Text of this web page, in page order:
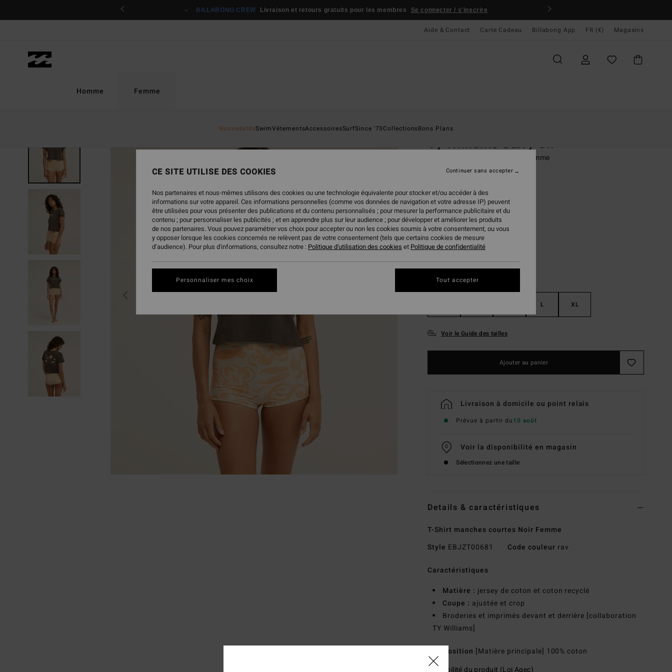
BILLABONG CREW Livraison et retours gratuits pour les membres Se connecter / s'inscrire
Aide & Contact Carte Cadeau Billabong App FR (€) Magasins
Homme Femme
NouveautésSwimVêtementsAccessoiresSurfSince '73CollectionsBons Plans
Ty Williams Carry On
T-Shirt manches courtes Noir Femme
(1 Avis)
35,95 €
CouleurRaven
L XL
Voir le Guide des tailles
Ajouter au panier
Livraison à domicile ou point relais
Prévue à partir du10 août
Voir la disponibilité en magasin
Sélectionnez une taille
Details & caractéristiques
T-Shirt manches courtes Noir Femme
Style EBJZT00681 Code couleur rav
Caractéristiques
Matière : jersey de coton et coton recyclé
Coupe : ajustée et crop
Broderies et imprimés devant et derrière [collaboration
TY Williams]
Composition [Matière principale] 100% coton
CE SITE UTILISE DES COOKIES
Nos partenaires et nous-mêmes utilisons des cookies ou une technologie équivalente pour stocker et/ou accéder à des
informations sur votre appareil. Ces informations personnelles (comme vos données de navigation et votre adresse IP) peuvent
être utilisées pour vous présenter des publications et du contenu personnalisés ; pour mesurer la performance publicitaire et du
contenu ; pour personnaliser les publicités ; et en apprendre plus sur leur audience ; pour développer et améliorer les produits
de nos partenaires. Vous pouvez paramétrer vos choix pour accepter ou non les cookies soumis à votre consentement, ou vous
y opposer lorsque les cookies concernés ne relèvent pas de votre consentement (tels que certains cookies de mesure
d’audience). Pour plus d'informations, consultez notre : Politique d'utilisation des cookies et Politique de confidentialité
Personnaliser mes choix
Continuer sans accepter
Tout accepter